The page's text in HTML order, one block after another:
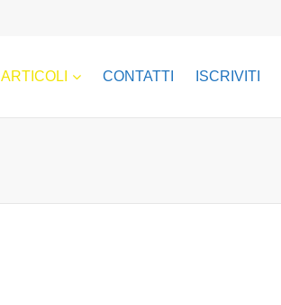
ARTICOLI CONTATTI ISCRIVITI